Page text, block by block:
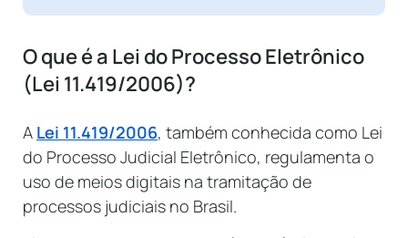
O que é a Lei do Processo Eletrônico
(Lei 11.419/2006)?
A Lei 11.419/2006, também conhecida como Lei
do Processo Judicial Eletrônico, regulamenta o
uso de meios digitais na tramitação de
processos judiciais no Brasil.